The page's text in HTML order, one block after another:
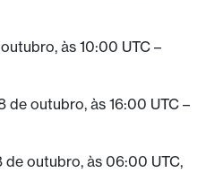
às 10:00 UTC –
de outubro, às 16:00 UTC –
de outubro, às 06:00 UTC,